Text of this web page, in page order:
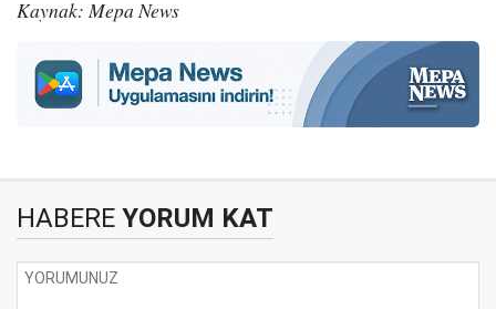
Kaynak: Mepa News
HABERE YORUM KAT